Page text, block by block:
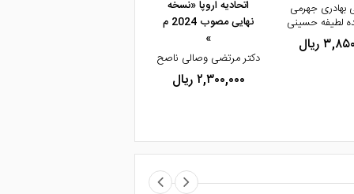
بهادری جهرمی
لطیفه حسینی
ریال
اتحادیه اروپا «نسخه
نهایی مصوب 2024 م
»
دکتر مرتضی وصالی ناصح
۲,۳۰۰,۰۰۰ ریال